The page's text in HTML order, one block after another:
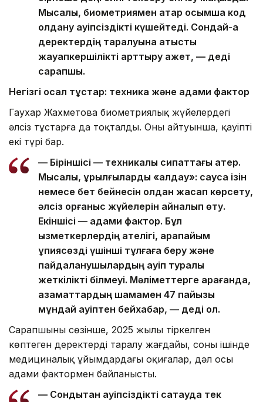
Мысалы, биометриямен қатар қосымша код
қолдану қауіпсіздікті күшейтеді. Сондай-ақ
деректердің таралуына қатысты
жауапкершілікті арттыру қажет, — деді
сарапшы.
Негізгі осал тұстар: техника және адами фактор
Гаухар Жахметова биометриялық жүйелердегі
әлсіз тұстарға да тоқталды. Оның айтуынша, қауіптің
екі түрі бар.
— Біріншісі — техникалық сипаттағы қатер.
Мысалы, құрылғыларды «алдау»: саусақ ізін
немесе бет бейнесін қолдан жасап көрсету,
әлсіз қорғаныс жүйелерін айналып өту.
Екіншісі — адами фактор. Бұл
қызметкерлердің қателігі, қарапайым
құпиясөзді үшінші тұлғаға беру және
пайдаланушылардың қауіп туралы
жеткілікті білмеуі. Мәліметтерге қарағанда,
азаматтардың шамамен 47 пайызы
мұндай қауіптен бейхабар, — деді ол.
Сарапшының сөзінше, 2025 жылы тіркелген
көптеген деректердің таралу жағдайы, соның ішінде
медициналық ұйымдардағы оқиғалар, дәл осы
адами фактормен байланысты.
— Сондықтан қауіпсіздікті сақтауда тек